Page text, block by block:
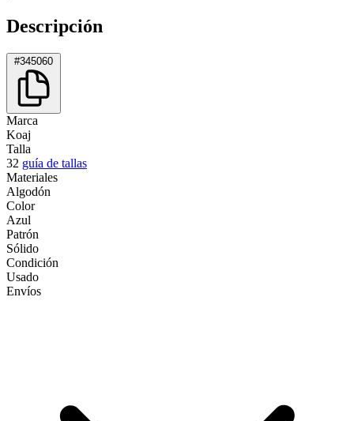
Descripción
#345060
Marca
Koaj
Talla
32 guía de tallas
Materiales
Algodón
Color
Azul
Patrón
Sólido
Condición
Usado
Envíos